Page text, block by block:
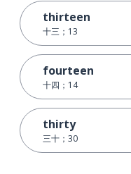
thirteen
十三；13
fourteen
十四；14
thirty
三十；30